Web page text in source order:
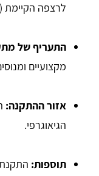
לרצפה הקיימת
התעריף של
מקצועיים
אזור ההתקנה:
הגיאוגרפי.
תוספות: התקנת